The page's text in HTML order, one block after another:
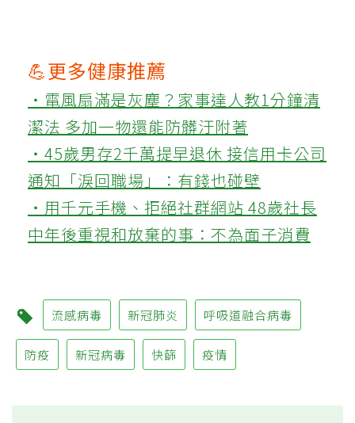
💪更多健康推薦
‧電風扇滿是灰塵？家事達人教1分鐘清
潔法 多加一物還能防髒汙附著
‧45歲男存2千萬提早退休 接信用卡公司
通知「淚回職場」：有錢也碰壁
‧用千元手機、拒絕社群網站 48歲社長
中年後重視和放棄的事：不為面子消費
流感病毒 新冠肺炎 呼吸道融合病毒
防疫 新冠病毒 快篩 疫情